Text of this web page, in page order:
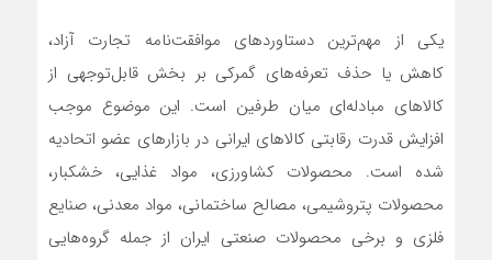
یکی از مهم‌ترین دستاوردهای موافقت‌نامه تجارت آزاد،
کاهش یا حذف تعرفه‌های گمرکی بر بخش قابل‌توجهی از
کالاهای مبادله‌ای میان طرفین است. این موضوع موجب
افزایش قدرت رقابتی کالاهای ایرانی در بازارهای عضو اتحادیه
شده است. محصولات کشاورزی، مواد غذایی، خشکبار،
محصولات پتروشیمی، مصالح ساختمانی، مواد معدنی، صنایع
فلزی و برخی محصولات صنعتی ایران از جمله گروه‌هایی